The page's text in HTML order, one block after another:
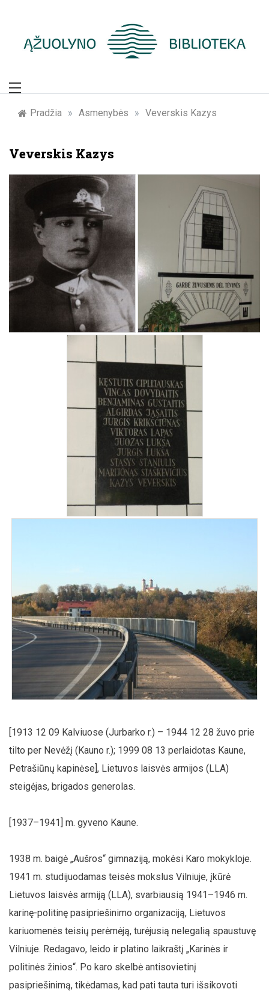
Žymūs Kauno
žmonės: atminimo
įamžinimas
Pradžia » Asmenybės » Veverskis Kazys
Veverskis Kazys
[1913 12 09 Kalviuose (Jurbarko r.) – 1944 12 28 žuvo prie
tilto per Nevėžį (Kauno r.); 1999 08 13 perlaidotas Kaune,
Petrašiūnų kapinėse], Lietuvos laisvės armijos (LLA)
steigėjas, brigados generolas.
[1937–1941] m. gyveno Kaune.
1938 m. baigė „Aušros“ gimnaziją, mokėsi Karo mokykloje.
1941 m. studijuodamas teisės mokslus Vilniuje, įkūrė
Lietuvos laisvės armiją (LLA), svarbiausią 1941–1946 m.
karinę-politinę pasipriešinimo organizaciją, Lietuvos
kariuomenės teisių perėmėją, turėjusią nelegalią spaustuvę
Vilniuje. Redagavo, leido ir platino laikraštį „Karinės ir
politinės žinios“. Po karo skelbė antisovietinį
pasipriešinimą, tikėdamas, kad pati tauta turi išsikovoti